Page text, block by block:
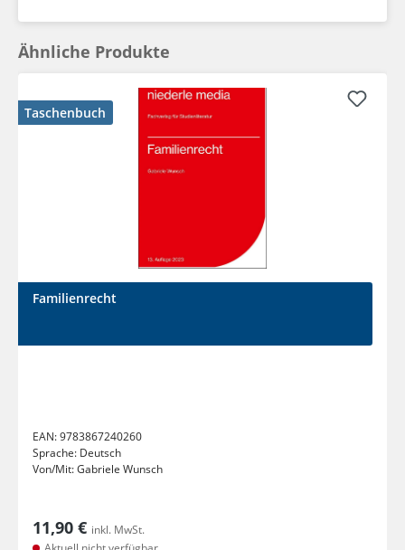
Ähnliche Produkte
Taschenbuch
Familienrecht
EAN:9783867240260
Sprache: Deutsch
Von/Mit:Gabriele Wunsch
11,90 € inkl. MwSt.